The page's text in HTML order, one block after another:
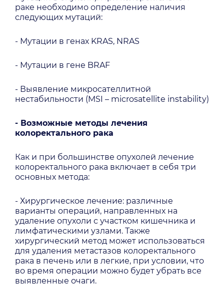
раке необходимо определение наличия
следующих мутаций:
- Мутации в генах KRAS, NRAS
- Мутации в гене BRAF
- Выявление микросателлитной
нестабильности (MSI – microsatellite instability)
- Возможные методы лечения
колоректального рака
Как и при большинстве опухолей лечение
колоректального рака включает в себя три
основных метода:
- Хирургическое лечение: различные
варианты операций, направленных на
удаление опухоли с участком кишечника и
лимфатическими узлами. Также
хирургический метод может использоваться
для удаления метастазов колоректального
рака в печень или в легкие, при условии, что
во время операции можно будет убрать все
выявленные очаги.